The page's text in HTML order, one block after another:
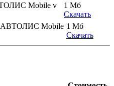
Mobile v
1 Мб
Скачать
АВТОЛИС Mobile 1 Мб
Скачать